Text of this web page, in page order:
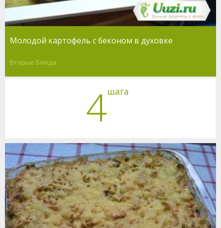
Молодой картофель с беконом в духовке
Вторые блюда
4шага